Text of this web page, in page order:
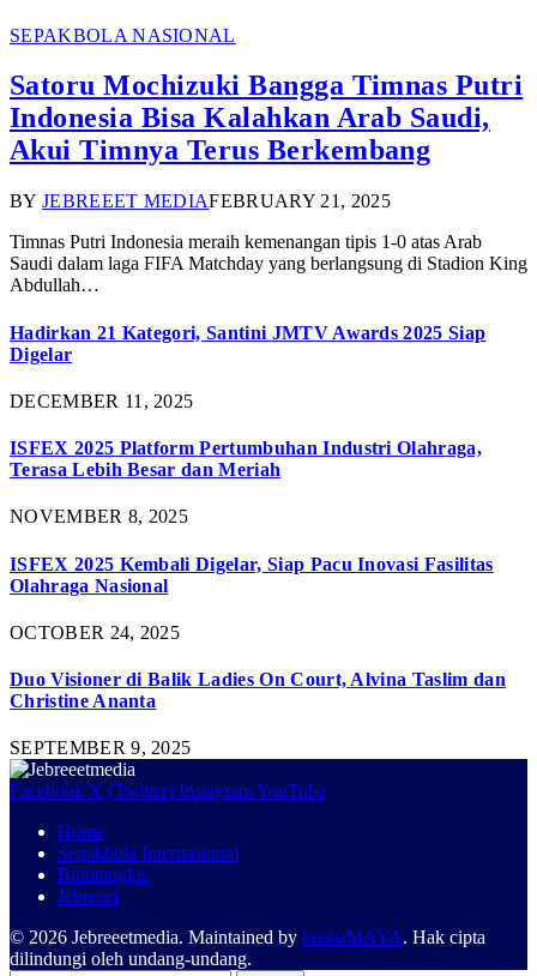
SEPAKBOLA NASIONAL
Satoru Mochizuki Bangga Timnas Putri
Indonesia Bisa Kalahkan Arab Saudi,
Akui Timnya Terus Berkembang
BY JEBREEET MEDIAFEBRUARY 21, 2025
Timnas Putri Indonesia meraih kemenangan tipis 1-0 atas Arab
Saudi dalam laga FIFA Matchday yang berlangsung di Stadion King
Abdullah…
Hadirkan 21 Kategori, Santini JMTV Awards 2025 Siap
Digelar
DECEMBER 11, 2025
ISFEX 2025 Platform Pertumbuhan Industri Olahraga,
Terasa Lebih Besar dan Meriah
NOVEMBER 8, 2025
ISFEX 2025 Kembali Digelar, Siap Pacu Inovasi Fasilitas
Olahraga Nasional
OCTOBER 24, 2025
Duo Visioner di Balik Ladies On Court, Alvina Taslim dan
Christine Ananta
SEPTEMBER 9, 2025
Facebook X (Twitter) InstagramYouTube
Home
Sepakbola Internasional
Bulutangkis
Jebreeet
© 2026 Jebreeetmedia. Maintained by kreasiMAYA. Hak cipta
dilindungi oleh undang-undang.